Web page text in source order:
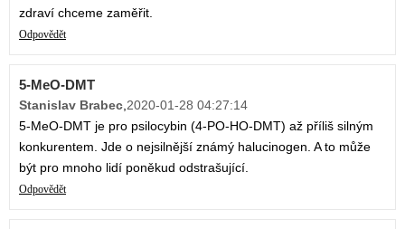
zdraví chceme zaměřit.
Odpovědět
5-MeO-DMT
Stanislav Brabec 2020-01-28 04:27:14
5-MeO-DMT je pro psilocybin (4-PO-HO-DMT) až příliš silným
konkurentem. Jde o nejsilnější známý halucinogen. A to může
být pro mnoho lidí poněkud odstrašující.
Odpovědět